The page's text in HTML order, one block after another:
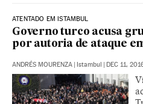
ATENTADO EM ISTAMBUL
Governo turco acusa
por autoria de ataque
ANDRÉS MOURENZA | Istambul | DEC 11,